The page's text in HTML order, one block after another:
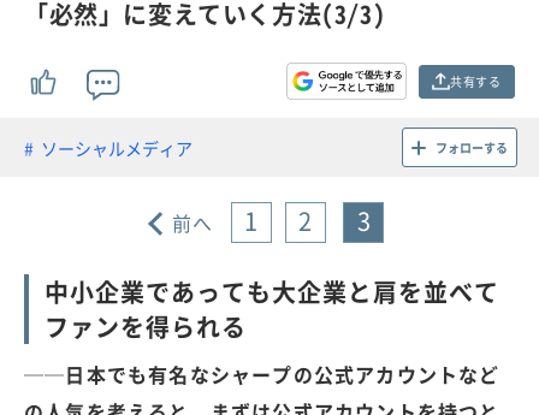
「必然」に変えていく方法(3/3)
共有する
ソーシャルメディア フォローする
前へ 1 2 3
中小企業であっても大企業と肩を並べて
ファンを得られる
──日本でも有名なシャープの公式アカウントなど